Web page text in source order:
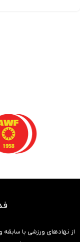
از نهادهای ورزشی با سابقه